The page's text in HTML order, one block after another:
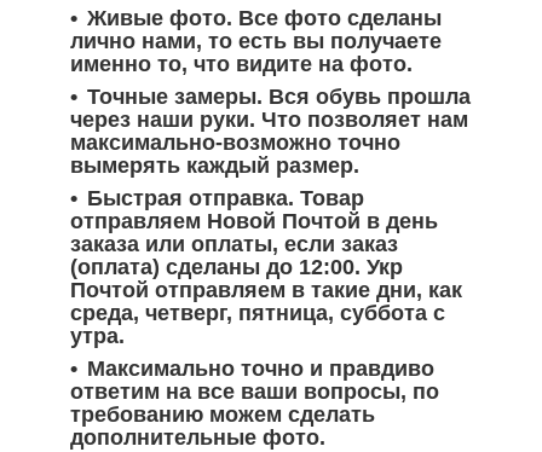
Живые фото. Все фото сделаны
лично нами, то есть вы получаете
именно то, что видите на фото.
Точные замеры. Вся обувь прошла
через наши руки. Что позволяет нам
максимально-возможно точно
вымерять каждый размер.
Быстрая отправка. Товар
отправляем Новой Почтой в день
заказа или оплаты, если заказ
(оплата) сделаны до 12:00. Укр
Почтой отправляем в такие дни, как
среда, четверг, пятница, суббота с
утра.
Максимально точно и правдиво
ответим на все ваши вопросы, по
требованию можем сделать
дополнительные фото.